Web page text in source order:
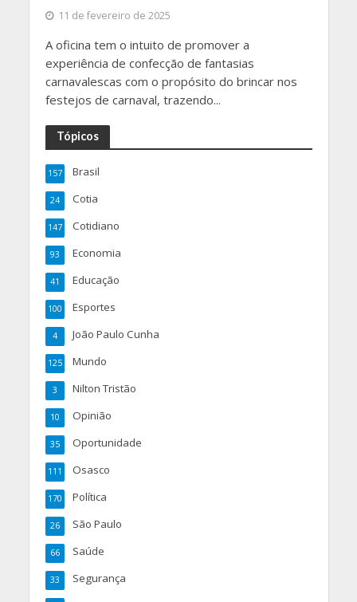
11 de fevereiro de 2025
A oficina tem o intuito de promover a
experiência de confecção de fantasias
carnavalescas com o propósito do brincar nos
festejos de carnaval, trazendo...
Tópicos
Brasil
157
Cotia
24
Cotidiano
147
Economia
93
Educação
41
Esportes
100
João Paulo Cunha
4
Mundo
125
Nilton Tristão
3
Opinião
10
Oportunidade
35
Osasco
111
Política
170
São Paulo
26
Saúde
66
Segurança
33